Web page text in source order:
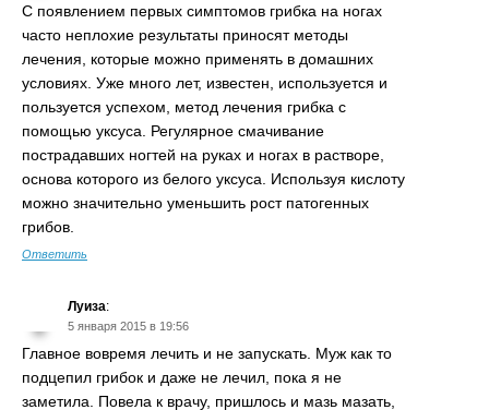
С появлением первых симптомов грибка на ногах
часто неплохие результаты приносят методы
лечения, которые можно применять в домашних
условиях. Уже много лет, известен, используется и
пользуется успехом, метод лечения грибка с
помощью уксуса. Регулярное смачивание
пострадавших ногтей на руках и ногах в растворе,
основа которого из белого уксуса. Используя кислоту
можно значительно уменьшить рост патогенных
грибов.
Ответить
Луиза:
5 января 2015 в 19:56
Главное вовремя лечить и не запускать. Муж как то
подцепил грибок и даже не лечил, пока я не
заметила. Повела к врачу, пришлось и мазь мазать,